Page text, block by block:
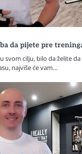
da pijete pre
svom cilju, bilo da želite
najviše će vam…